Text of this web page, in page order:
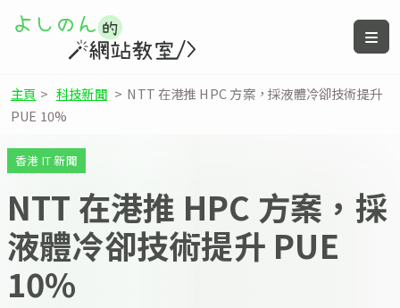
主頁 > 科技新聞 > NTT 在港推 HPC 方案，採液體冷卻技術提升
PUE 10%
香港 IT 新聞
NTT 在港推 HPC 方案，採
液體冷卻技術提升 PUE
10%